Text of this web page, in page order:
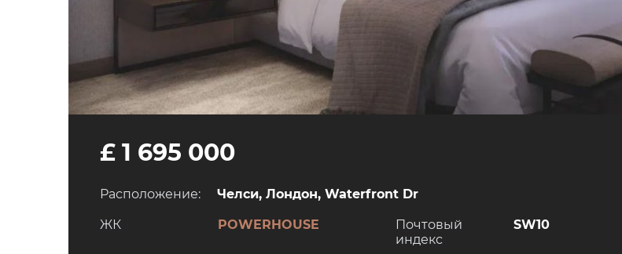
£ 1 695 000
Расположение: Челси, Лондон, Waterfront Dr
ЖК POWERHOUSE
Почтовый
индекс
SW10